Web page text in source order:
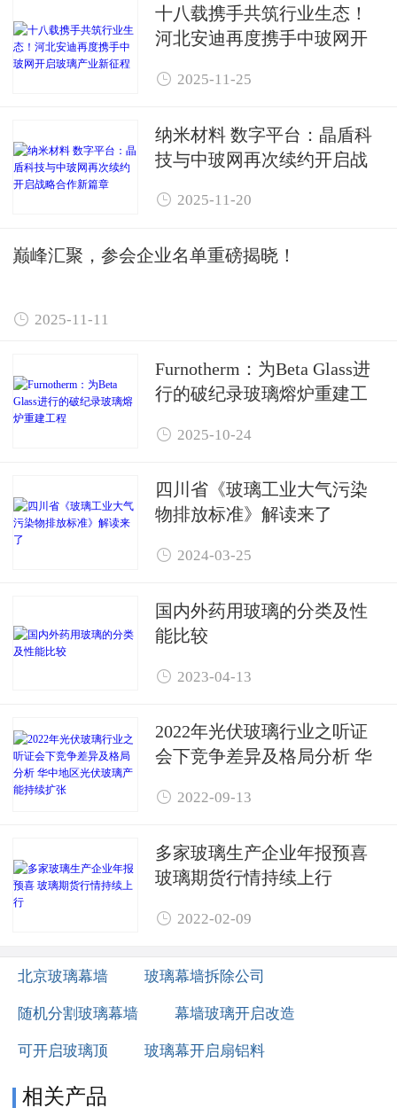
十八载携手共筑行业生态！
河北安迪再度携手中玻网开
 2025-11-25
纳米材料 数字平台：晶盾科
技与中玻网再次续约开启战
 2025-11-20
巅峰汇聚，参会企业名单重磅揭晓！
 2025-11-11
Furnotherm：为Beta Glass进
行的破纪录玻璃熔炉重建工
 2025-10-24
四川省《玻璃工业大气污染
物排放标准》解读来了
 2024-03-25
国内外药用玻璃的分类及性
能比较
 2023-04-13
2022年光伏玻璃行业之听证
会下竞争差异及格局分析 华
张
 2022-09-13
多家玻璃生产企业年报预喜 ​
玻璃期货行情持续上行
 2022-02-09
北京玻璃幕墙 玻璃幕墙拆除公司
随机分割玻璃幕墙 幕墙玻璃开启改造
可开启玻璃顶 玻璃幕开启扇铝料
相关产品